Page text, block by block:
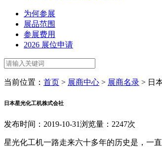
为何参展
展品范围
参展费用
2026 展位申请
当前位置： 首页 > 展商中心 > 展商名录 > 日
日本星光化工机株式会社
发布时间：2019-10-31浏览量：2247次
星光化工机一路走来六十多年的历史是，一